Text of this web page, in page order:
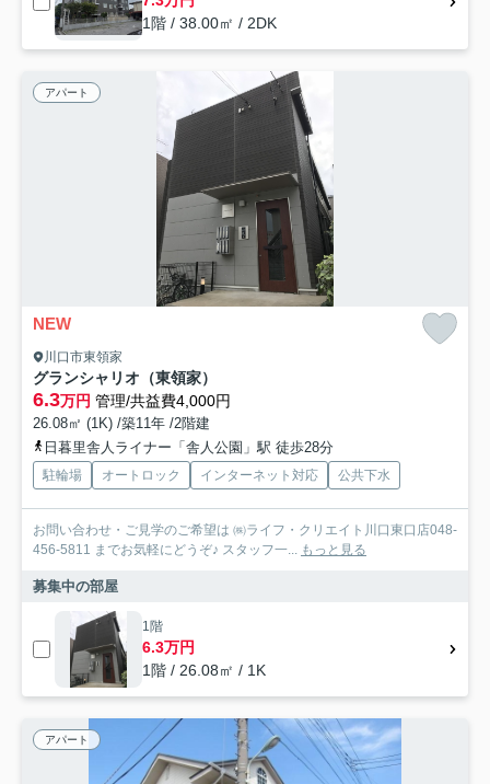
1階 / 38.00㎡ / 2DK
アパート
NEW
川口市東領家
グランシャリオ（東領家）
6.3万円 管理/共益費4,000円
26.08㎡ (1K) /築11年 /2階建
日暮里舎人ライナー「舎人公園」駅 徒歩28分
駐輪場 オートロック インターネット対応 公共下水
お問い合わせ・ご見学のご希望は ㈱ライフ・クリエイト川口東口店048-
456-5811 までお気軽にどうぞ♪ スタッフ一... もっと見る
募集中の部屋
1階
6.3万円
1階 / 26.08㎡ / 1K
アパート